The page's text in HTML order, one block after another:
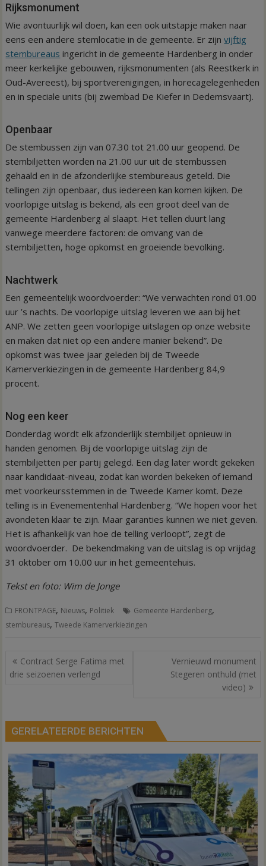
Rijksmonument
Wie avontuurlijk wil doen, kan een ook uitstapje maken naar
eens een andere stemlocatie in de gemeente. Er zijnvijftig
stembureaus ingericht in de gemeente Hardenberg in onder
meer kerkelijke gebouwen, rijksmonumenten (als Reestkerk in
Oud-Avereest), bij sportverenigingen, in horecagelegenheden
en in speciale units (bij zwembad De Kiefer in Dedemsvaart).
Openbaar
De stembussen zijn van 07.30 tot 21.00 uur geopend. De
stembiljetten worden na 21.00 uur uit de stembussen
gehaald en in de afzonderlijke stembureaus geteld. Die
tellingen zijn openbaar, dus iedereen kan komen kijken. De
voorlopige uitslag is bekend, als een groot deel van de
gemeente Hardenberg al slaapt. Het tellen duurt lang
vanwege meerdere factoren: de omvang van de
stembiljetten, hoge opkomst en groeiende bevolking.
Nachtwerk
Een gemeentelijk woordvoerder: “We verwachten rond 01.00
uur ’s nachts. De voorlopige uitslag leveren we aan bij het
ANP. We zetten geen voorlopige uitslagen op onze website
en maken dat niet op een andere manier bekend”. De
opkomst was twee jaar geleden bij de Tweede
Kamerverkiezingen in de gemeente Hardenberg 84,9
procent.
Nog een keer
Donderdag wordt elk afzonderlijk stembiljet opnieuw in
handen genomen. Bij de voorlopige uitslag zijn de
stembiljetten per partij gelegd. Een dag later wordt gekeken
naar kandidaat-niveau, zodat kan worden bekeken of iemand
met voorkeursstemmen in de Tweede Kamer komt. Deze
telling is in Evenementenhal Hardenberg. “We hopen voor het
avondeten klaar te zijn. Maar garanties kunnen we niet geven.
Het is afhankelijk van hoe de telling verloopt”, zegt de
woordvoerder. De bekendmaking van de uitslag is op vrijdag
31 oktober om 10.00 uur in het gemeentehuis.
Tekst en foto: Wim de Jonge
FRONTPAGE, Nieuws, Politiek Gemeente Hardenberg,
stembureaus,Tweede Kamerverkiezingen
Bericht
navigatie
Contract Serge Fatima met
drie seizoenen verlengd
Vernieuwd monument
Stegeren onthuld (met
video)
GERELATEERDE BERICHTEN